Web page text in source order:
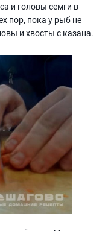
и головы семги в
пор, пока у рыб не
и хвосты с казана.